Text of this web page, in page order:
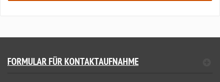
FORMULAR FÜR KONTAKTAUFNAHME